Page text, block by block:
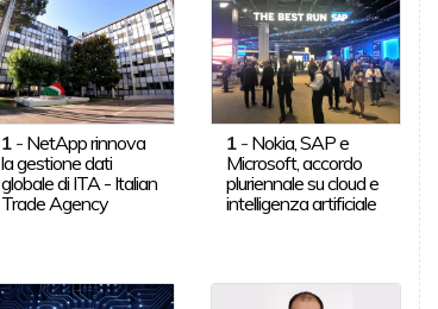
1- NetApp rinnova
la gestione dati
globale di ITA - Italian
Trade Agency
1 - Nokia, SAP e
Microsoft, accordo
pluriennale su cloud e
intelligenza artificiale